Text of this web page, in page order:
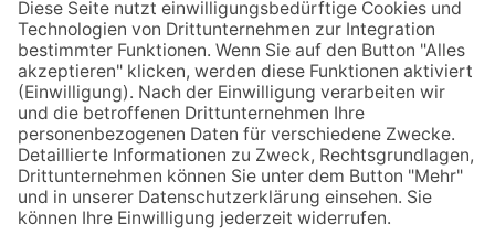
ist ein Übereinkommen zwischen der Europäischen
Union und den USA, der die Einhaltung europäischer
Datenschutzstandards bei Datenverarbeitungen in den
USA gewährleisten soll. Jedes nach dem DPF
zertifizierte Unternehmen verpflichtet sich, diese
Datenschutzstandards einzuhalten. Weitere
Informationen hierzu erhalten Sie vom Anbieter unter